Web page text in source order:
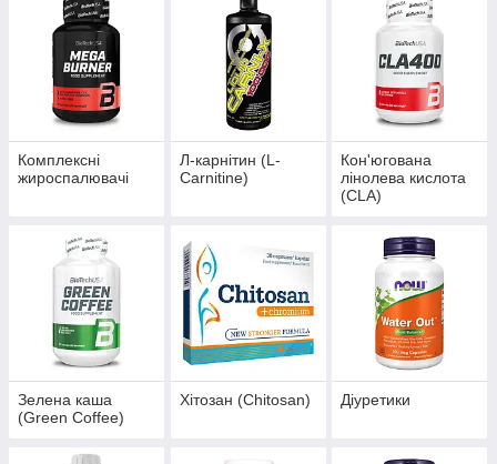
Комплексні
жироспалювачі
Л-карнітин (L-
Carnitine)
Кон'югована
лінолева кислота
(CLA)
Зелена каша
(Green Coffee)
Хітозан (Chitosan) Діуретики